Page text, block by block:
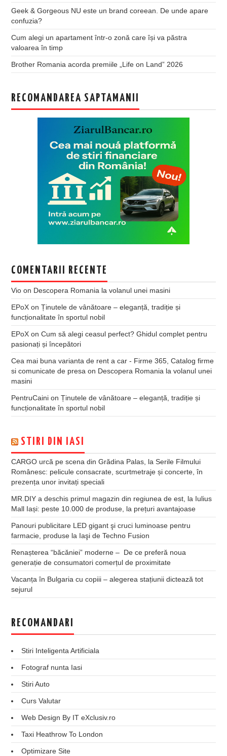
Geek & Gorgeous NU este un brand coreean. De unde apare
confuzia?
Cum alegi un apartament într-o zonă care își va păstra
valoarea în timp
Brother Romania acorda premiile „Life on Land” 2026
RECOMANDAREA SAPTAMANII
COMENTARII RECENTE
Vio on Descopera Romania la volanul unei masini
EPoX onȚinutele de vânătoare – eleganță, tradiție și
funcționalitate în sportul nobil
EPoX onCum să alegi ceasul perfect? Ghidul complet pentru
pasionați și începători
Cea mai buna varianta de rent a car - Firme 365, Catalog firme
si comunicate de presa on Descopera Romania la volanul unei
masini
PentruCaini onȚinutele de vânătoare – eleganță, tradiție și
funcționalitate în sportul nobil
STIRI DIN IASI
CARGO urcă pe scena din Grădina Palas, la Serile Filmului
Românesc: pelicule consacrate, scurtmetraje și concerte, în
prezența unor invitați speciali
MR.DIY a deschis primul magazin din regiunea de est, la Iulius
Mall Iași: peste 10.000 de produse, la prețuri avantajoase
Panouri publicitare LED gigant şi cruci luminoase pentru
farmacie, produse la Iaşi de Techno Fusion
Renașterea “băcăniei” moderne – De ce preferă noua
generație de consumatori comerțul de proximitate
Vacanța în Bulgaria cu copiii – alegerea stațiunii dictează tot
sejurul
RECOMANDARI
Stiri Inteligenta Artificiala
Fotograf nunta Iasi
Stiri Auto
Curs Valutar
Web Design By IT eXclusiv.ro
Taxi Heathrow To London
Optimizare Site